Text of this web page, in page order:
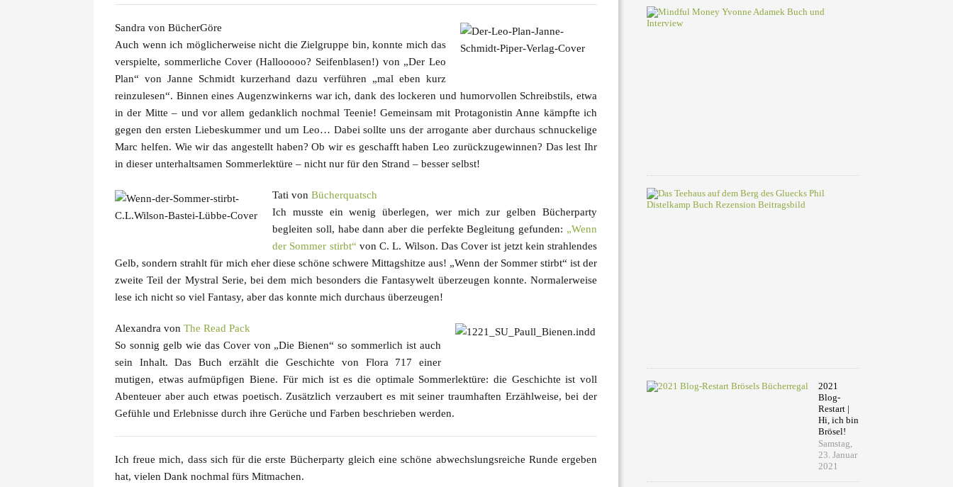
Sandra von BücherGöre
Auch wenn ich möglicherweise nicht die Zielgruppe bin, konnte mich das
verspielte, sommerliche Cover (Hallooooo? Seifenblasen!) von „Der Leo
Plan“ von Janne Schmidt kurzerhand dazu verführen „mal eben kurz
reinzulesen“. Binnen eines Augenzwinkerns war ich, dank des lockeren und humorvollen Schreibstils, etwa
in der Mitte – und vor allem gedanklich nochmal Teenie! Gemeinsam mit Protagonistin Anne kämpfte ich
gegen den ersten Liebeskummer und um Leo… Dabei sollte uns der arrogante aber durchaus schnuckelige
Marc helfen. Wie wir das angestellt haben? Ob wir es geschafft haben Leo zurückzugewinnen? Das lest Ihr
in dieser unterhaltsamen Sommerlektüre – nicht nur für den Strand – besser selbst!
Tati von Bücherquatsch
Ich musste ein wenig überlegen, wer mich zur gelben Bücherparty
begleiten soll, habe dann aber die perfekte Begleitung gefunden: „Wenn
der Sommer stirbt“ von C. L. Wilson. Das Cover ist jetzt kein strahlendes
Gelb, sondern strahlt für mich eher diese schöne schwere Mittagshitze aus! „Wenn der Sommer stirbt“ ist der
zweite Teil der Mystral Serie, bei dem mich besonders die Fantasywelt überzeugen konnte. Normalerweise
lese ich nicht so viel Fantasy, aber das konnte mich durchaus überzeugen!
Alexandra von The Read Pack
So sonnig gelb wie das Cover von „Die Bienen“ so sommerlich ist auch
sein Inhalt. Das Buch erzählt die Geschichte von Flora 717 einer
mutigen, etwas aufmüpfigen Biene. Für mich ist es die optimale Sommerlektüre: die Geschichte ist voll
Abenteuer aber auch etwas poetisch. Zusätzlich verzaubert es mit seiner traumhaften Erzählweise, bei der
Gefühle und Erlebnisse durch ihre Gerüche und Farben beschrieben werden.
Ich freue mich, dass sich für die erste Bücherparty gleich eine schöne abwechslungsreiche Runde ergeben
hat, vielen Dank nochmal fürs Mitmachen.
2021
Blog-
Restart |
Hi, ich bin
Brösel!
Samstag,
23. Januar
2021